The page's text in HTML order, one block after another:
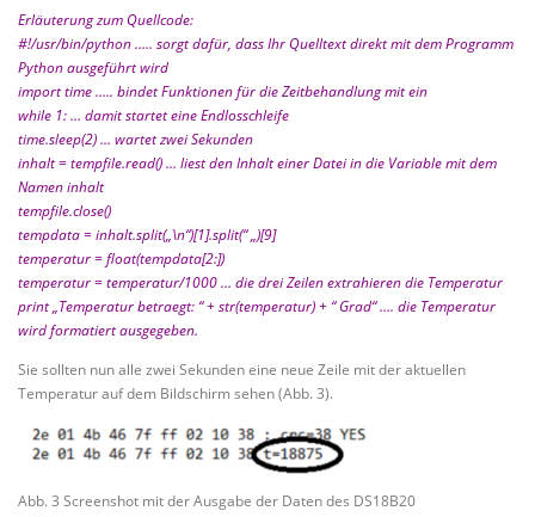
Erläuterung zum Quellcode:
#!/usr/bin/python ….. sorgt dafür, dass Ihr Quelltext direkt mit dem Programm
Python ausgeführt wird
import time ….. bindet Funktionen für die Zeitbehandlung mit ein
while 1: … damit startet eine Endlosschleife
time.sleep(2) … wartet zwei Sekunden
inhalt = tempfile.read() … liest den Inhalt einer Datei in die Variable mit dem
Namen inhalt
tempfile.close()
tempdata = inhalt.split(„\n“)[1].split(“ „)[9]
temperatur = float(tempdata[2:])
temperatur = temperatur/1000 … die drei Zeilen extrahieren die Temperatur
print „Temperatur betraegt: “ + str(temperatur) + “ Grad“ …. die Temperatur
wird formatiert ausgegeben.
Sie sollten nun alle zwei Sekunden eine neue Zeile mit der aktuellen
Temperatur auf dem Bildschirm sehen (Abb. 3).
Abb. 3 Screenshot mit der Ausgabe der Daten des DS18B20